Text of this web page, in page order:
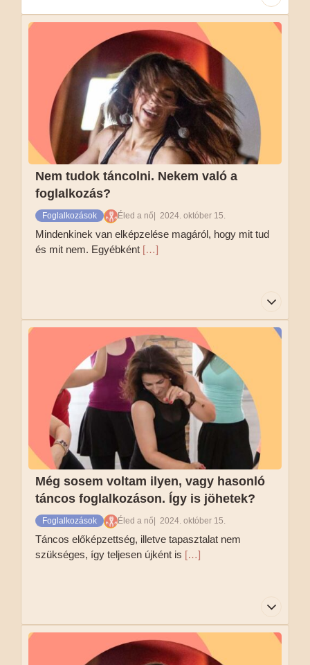
Kényelmes öltözetben legyél, ami nem gátol a
mozgásban, és amiben jól érzed magad. Ha
fázós vagy, akkor érdemes zoknit venni, hogy ne
fázzon a lábad.
Tovább olvasom
Nem tudok táncolni. Nekem való a
foglalkozás?
Foglalkozások Éled a nő 2024. október 15.
Mindenkinek van elképzelése magáról, hogy mit tud
és mit nem. Egyébként […]
Mindenkinek van elképzelése magáról, hogy mit
tud és mit nem. Egyébként táncolni mindenki tud
🙂 Ha mozogni tudsz, akkor neked való.
Tovább olvasom
Még sosem voltam ilyen, vagy hasonló
táncos foglalkozáson. Így is jöhetek?
Foglalkozások Éled a nő 2024. október 15.
Táncos előképzettség, illetve tapasztalat nem
szükséges, így teljesen újként is […]
Táncos előképzettség, illetve tapasztalat nem